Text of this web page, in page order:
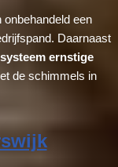
een
Daarnaast
ernstige
de schimmels in